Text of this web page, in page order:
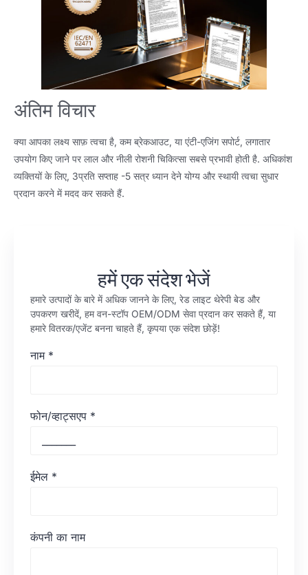
अंतिम विचार
क्या आपका लक्ष्य साफ़ त्वचा है, कम ब्रेकआउट, या एंटी-एजिंग सपोर्ट, लगातार
उपयोग किए जाने पर लाल और नीली रोशनी चिकित्सा सबसे प्रभावी होती है. अधिकांश
व्यक्तियों के लिए, 3प्रति सप्ताह -5 सत्र ध्यान देने योग्य और स्थायी त्वचा सुधार
प्रदान करने में मदद कर सकते हैं.
हमें एक संदेश भेजें
हमारे उत्पादों के बारे में अधिक जानने के लिए, रेड लाइट थेरेपी बेड और
उपकरण खरीदें, हम वन-स्टॉप OEM/ODM सेवा प्रदान कर सकते हैं, या
हमारे वितरक/एजेंट बनना चाहते हैं, कृपया एक संदेश छोड़ें!
नाम *
फोन/व्हाट्सएप *
ईमेल *
कंपनी का नाम